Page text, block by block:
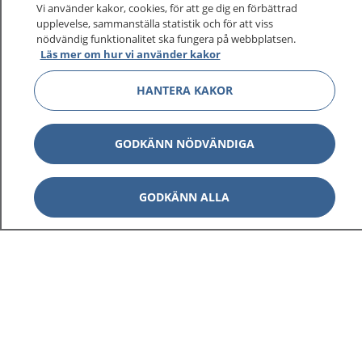
1177 på flera språk
Om 1177 Visa
Kontakt Visa
Behandling av personuppgifter
Vi använder kakor, cookies, för att ge dig en förbättrad
upplevelse, sammanställa statistik och för att viss
nödvändig funktionalitet ska fungera på webbplatsen.
Läs mer om hur vi använder kakor
HANTERA KAKOR
GODKÄNN NÖDVÄNDIGA
GODKÄNN ALLA